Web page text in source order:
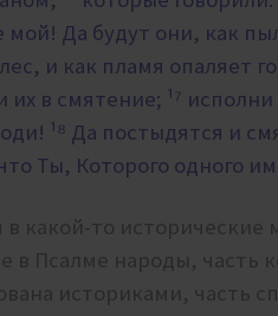
мой! Да будут они, как
и как пламя опаляет
в смятение; ¹⁷
¹⁸ Да постыдятся и
Ты, Которого одного
какой-то исторические
в Псалме народы, часть
историками, часть